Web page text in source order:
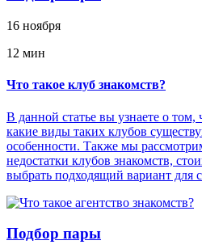
16 ноября
12 мин
Что такое клуб знакомств?
В данной статье вы узнаете о том,
какие виды таких клубов
особенности. Также мы
недостатки клубов знакомств,
выбрать подходящий вариант для
Подбор пары